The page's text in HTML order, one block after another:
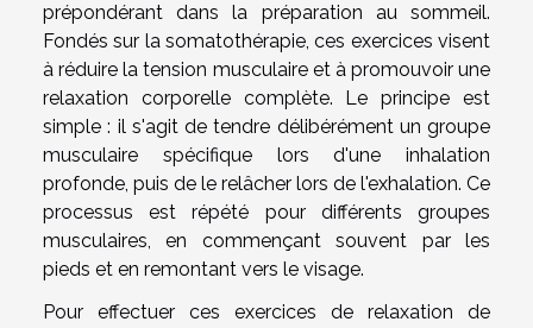
prépondérant dans la préparation au sommeil.
Fondés sur la somatothérapie, ces exercices visent
à réduire la tension musculaire et à promouvoir une
relaxation corporelle complète. Le principe est
simple : il s'agit de tendre délibérément un groupe
musculaire spécifique lors d'une inhalation
profonde, puis de le relâcher lors de l'exhalation. Ce
processus est répété pour différents groupes
musculaires, en commençant souvent par les
pieds et en remontant vers le visage.
Pour effectuer ces exercices de relaxation de